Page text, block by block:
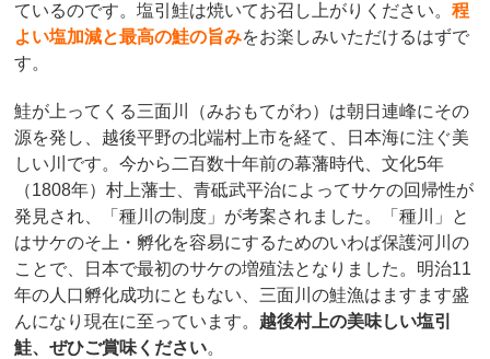
ているのです。塩引鮭は焼いてお召し上がりください。程
よい塩加減と最高の鮭の旨みをお楽しみいただけるはずで
す。
鮭が上ってくる三面川（みおもてがわ）は朝日連峰にその
源を発し、越後平野の北端村上市を経て、日本海に注ぐ美
しい川です。今から二百数十年前の幕藩時代、文化5年
（1808年）村上藩士、青砥武平治によってサケの回帰性が
発見され、「種川の制度」が考案されました。「種川」と
はサケのそ上・孵化を容易にするためのいわば保護河川の
ことで、日本で最初のサケの増殖法となりました。明治11
年の人口孵化成功にともない、三面川の鮭漁はますます盛
んになり現在に至っています。 越後村上の美味しい塩引
鮭、ぜひご賞味ください。